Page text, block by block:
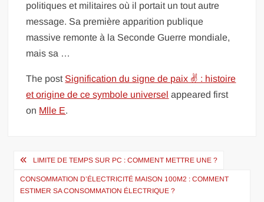
politiques et militaires où il portait un tout autre
message. Sa première apparition publique
massive remonte à la Seconde Guerre mondiale,
mais sa …
The post Signification du signe de paix ✌ : histoire
et origine de ce symbole universel appeared first
on Mlle E.
Navigation
de
LIMITE DE TEMPS SUR PC : COMMENT METTRE UNE ?
CONSOMMATION D’ÉLECTRICITÉ MAISON 100M2 : COMMENT
ESTIMER SA CONSOMMATION ÉLECTRIQUE ?